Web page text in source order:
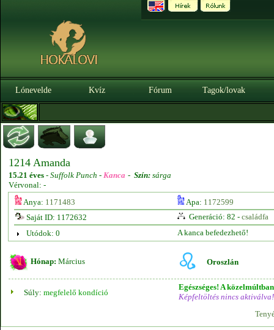
Lónevelde Kvíz Fórum Tagok/lovak
1214 Amanda
15.21 éves - Suffolk Punch - Kanca - Szín: sárga
Vérvonal: -
Anya: 1171483 Apa: 1172599
Saját ID: 1172632
Generáció: 82 - családfa
Utódok: 0
A kanca befedezhető!
Hónap: Március Oroszlán
Súly: megfelelő kondíció
Egészséges! A
Képfeltöltés nincs aktiválva!